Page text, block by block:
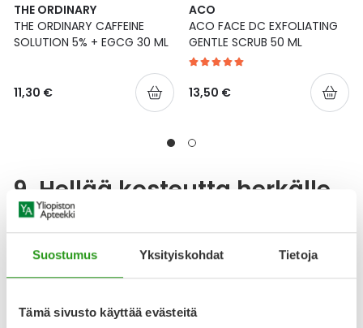
Suostumus Yksityiskohdat Tietoja
Tämä sivusto käyttää evästeitä
THE ORDINARY
THE ORDINARY CAFFEINE
SOLUTION 5% + EGCG 30 ML
11,30 €
ACO
ACO FACE DC EXFOLIATING
GENTLE SCRUB 50 ML
13,50 €
9. Hellää kosteutta herkälle
iholle
imeytyvä geelimäinen koostumus jättää ihon miellyttävän